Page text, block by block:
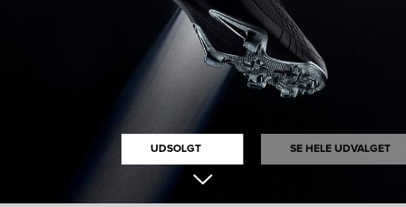
UDSOLGT SE HELE UDVALGET